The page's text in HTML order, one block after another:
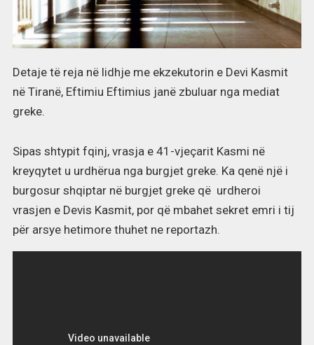
Detaje të reja në lidhje me ekzekutorin e Devi Kasmit
në Tiranë, Eftimiu Eftimius janë zbuluar nga mediat
greke.
Sipas shtypit fqinj, vrasja e 41-vjeçarit Kasmi në
kreyqytet u urdhërua nga burgjet greke. Ka qenë një i
burgosur shqiptar në burgjet greke që urdheroi
vrasjen e Devis Kasmit, por që mbahet sekret emri i tij
për arsye hetimore thuhet ne reportazh.